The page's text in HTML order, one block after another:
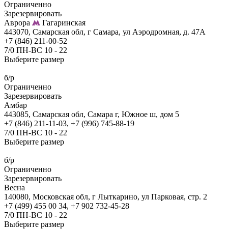
Ограниченно
Зарезервировать
Аврора
Гагаринская
443070, Самарская обл, г Самара, ул Аэродромная, д. 47А
+7 (846) 211-00-52
7/0 ПН-ВС 10 - 22
Выберите размер
б/р
Ограниченно
Зарезервировать
Амбар
443085, Самарская обл, Самара г, Южное ш, дом 5
+7 (846) 211-11-03, +7 (996) 745-88-19
7/0 ПН-ВС 10 - 22
Выберите размер
б/р
Ограниченно
Зарезервировать
Весна
140080, Московская обл, г Лыткарино, ул Парковая, стр. 2
+7 (499) 455 00 34, +7 902 732-45-28
7/0 ПН-ВС 10 - 22
Выберите размер